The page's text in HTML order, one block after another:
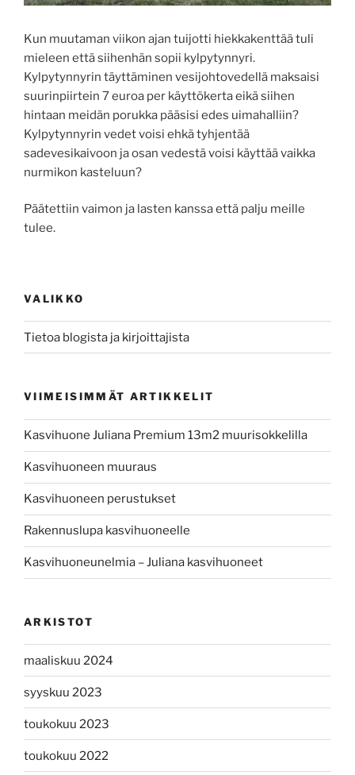
Kun muutaman viikon ajan tuijotti hiekkakenttää tuli
mieleen että siihenhän sopii kylpytynnyri.
Kylpytynnyrin täyttäminen vesijohtovedellä maksaisi
suurinpiirtein 7 euroa per käyttökerta eikä siihen
hintaan meidän porukka pääsisi edes uimahalliin?
Kylpytynnyrin vedet voisi ehkä tyhjentää
sadevesikaivoon ja osan vedestä voisi käyttää vaikka
nurmikon kasteluun?
Päätettiin vaimon ja lasten kanssa että palju meille
tulee.
VALIKKO
Tietoa blogista ja kirjoittajista
VIIMEISIMMÄT ARTIKKELIT
Kasvihuone Juliana Premium 13m2 muurisokkelilla
Kasvihuoneen muuraus
Kasvihuoneen perustukset
Rakennuslupa kasvihuoneelle
Kasvihuoneunelmia – Juliana kasvihuoneet
ARKISTOT
maaliskuu 2024
syyskuu 2023
toukokuu 2023
toukokuu 2022